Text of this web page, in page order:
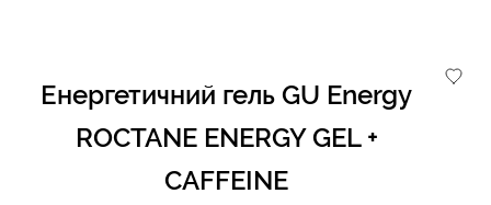
Енергетичний гель GU Energy
ROCTANE ENERGY GEL +
CAFFEINE